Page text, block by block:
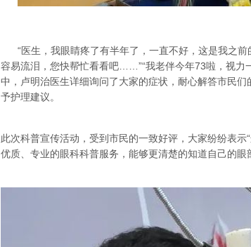
“医生，我眼睛疼了有半年了，一直不好，这是我之
容易流泪，您快帮忙看看吧……”“我老伴今年73啦，视
中，卢明治医生详细询问了大家的症状，耐心解答市民
予护理建议。
此次科普宣传活动，受到市民的一致好评，大家纷纷表
优质、专业的眼科科普服务，能够更清楚的知道自己的眼